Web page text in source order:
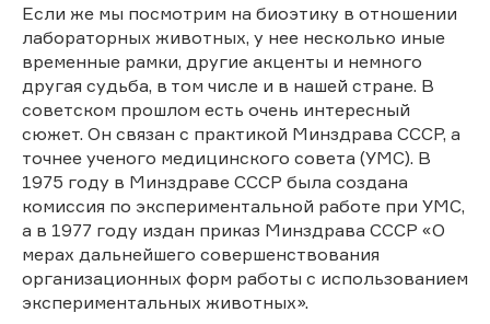
Если же мы посмотрим на биоэтику в отношении
лабораторных животных, у нее несколько иные
временные рамки, другие акценты и немного
другая судьба, в том числе и в нашей стране. В
советском прошлом есть очень интересный
сюжет. Он связан с практикой Минздрава СССР, а
точнее ученого медицинского совета (УМС). В
1975 году в Минздраве СССР была создана
комиссия по экспериментальной работе при УМС,
а в 1977 году издан приказ Минздрава СССР «О
мерах дальнейшего совершенствования
организационных форм работы с использованием
экспериментальных животных».